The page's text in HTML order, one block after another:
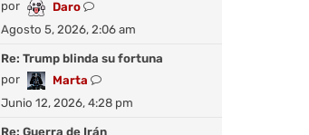
n
s
j
e
o
e
n
s
j
por
Daro
V
e
ú
l
i
m
Agosto 5, 2026, 2:06 am
Re: Trump blinda su fortuna
por
Marta
V
e
ú
Junio 12, 2026, 4:28 pm
Re: Guerra de Irán